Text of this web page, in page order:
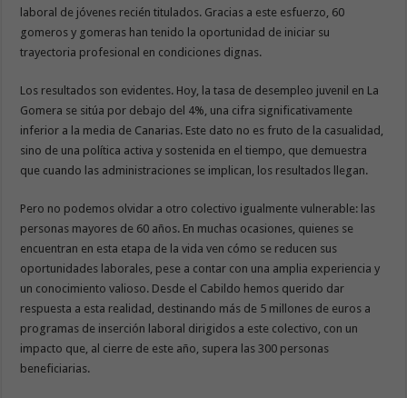
laboral de jóvenes recién titulados. Gracias a este esfuerzo, 60
gomeros y gomeras han tenido la oportunidad de iniciar su
trayectoria profesional en condiciones dignas.
Los resultados son evidentes. Hoy, la tasa de desempleo juvenil en La
Gomera se sitúa por debajo del 4%, una cifra significativamente
inferior a la media de Canarias. Este dato no es fruto de la casualidad,
sino de una política activa y sostenida en el tiempo, que demuestra
que cuando las administraciones se implican, los resultados llegan.
Pero no podemos olvidar a otro colectivo igualmente vulnerable: las
personas mayores de 60 años. En muchas ocasiones, quienes se
encuentran en esta etapa de la vida ven cómo se reducen sus
oportunidades laborales, pese a contar con una amplia experiencia y
un conocimiento valioso. Desde el Cabildo hemos querido dar
respuesta a esta realidad, destinando más de 5 millones de euros a
programas de inserción laboral dirigidos a este colectivo, con un
impacto que, al cierre de este año, supera las 300 personas
beneficiarias.